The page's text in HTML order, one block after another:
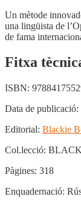
Un mètode
una lingüista de
de fama
Fitxa
ISBN:
Data de publicació:
Editorial: Blackie
Col.lecció:
Pàgines: 318
Enquadernació: